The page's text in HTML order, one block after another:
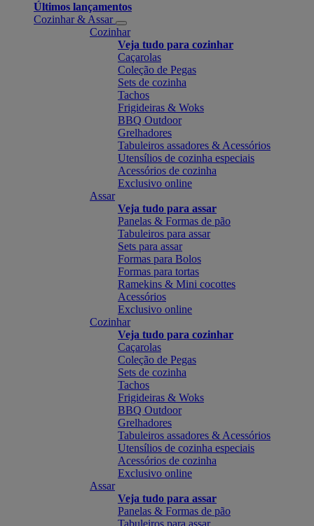
Últimos lançamentos
Cozinhar & Assar
Cozinhar
Veja tudo para cozinhar
Caçarolas
Coleção de Pegas
Sets de cozinha
Tachos
Frigideiras & Woks
BBQ Outdoor
Grelhadores
Tabuleiros assadores & Acessórios
Utensílios de cozinha especiais
Acessórios de cozinha
Exclusivo online
Assar
Veja tudo para assar
Panelas & Formas de pão
Tabuleiros para assar
Sets para assar
Formas para Bolos
Formas para tortas
Ramekins & Mini cocottes
Acessórios
Exclusivo online
Cozinhar
Veja tudo para cozinhar
Caçarolas
Coleção de Pegas
Sets de cozinha
Tachos
Frigideiras & Woks
BBQ Outdoor
Grelhadores
Tabuleiros assadores & Acessórios
Utensílios de cozinha especiais
Acessórios de cozinha
Exclusivo online
Assar
Veja tudo para assar
Panelas & Formas de pão
Tabuleiros para assar